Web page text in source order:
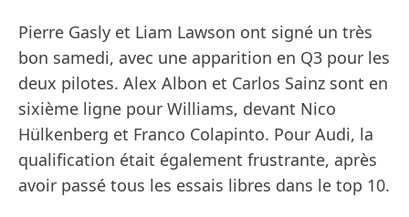
Pierre Gasly et Liam Lawson ont signé un très
bon samedi, avec une apparition en Q3 pour les
deux pilotes. Alex Albon et Carlos Sainz sont en
sixième ligne pour Williams, devant Nico
Hülkenberg et Franco Colapinto. Pour Audi, la
qualification était également frustrante, après
avoir passé tous les essais libres dans le top 10.